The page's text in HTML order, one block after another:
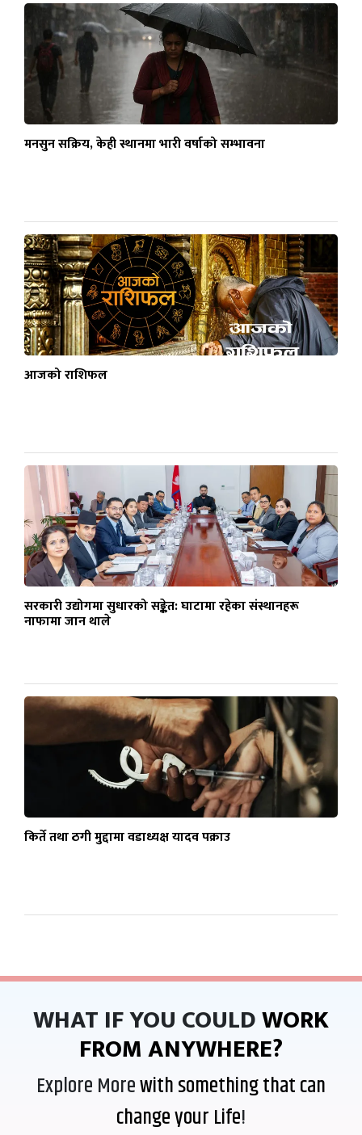
मनसुन सक्रिय, केही स्थानमा भारी वर्षाको सम्भावना
आजको राशिफल
सरकारी उद्योगमा सुधारको सङ्केत: घाटामा रहेका संस्थानहरू
नाफामा जान थाले
किर्ते तथा ठगी मुद्दामा वडाध्यक्ष यादव पक्राउ
WHAT IF YOU COULDWORK
FROM ANYWHERE?
Explore Morewith something that can
change your Life!